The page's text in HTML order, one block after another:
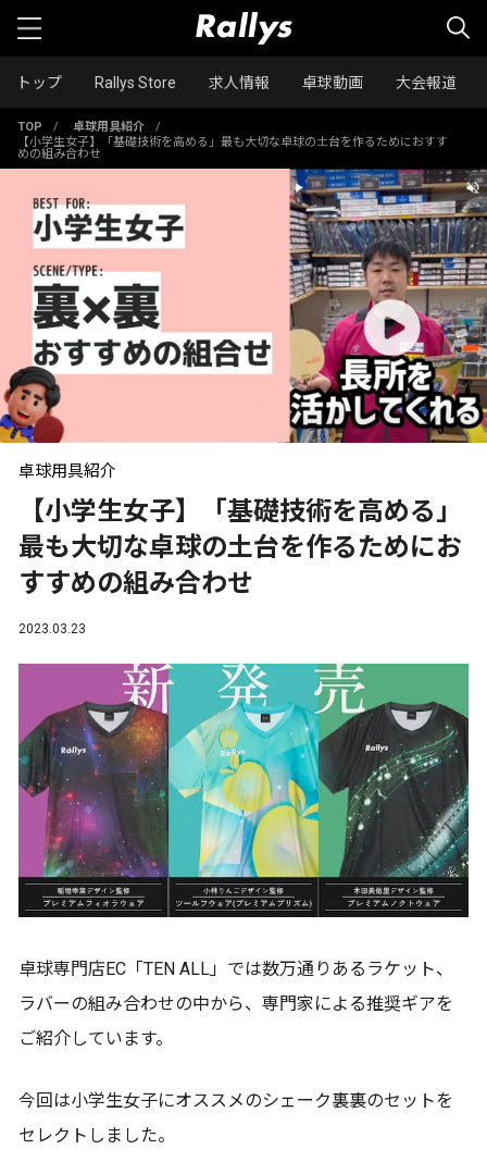
トップ Rallys Store 求人情報 卓球動画 大会報道
TOP / 卓球用具紹介
/
【小学生女子】「基礎技術を高める」最も大切な卓球の土台を作るためにおすす
めの組み合わせ
卓球用具紹介
【小学生女子】「基礎技術を高める」
最も大切な卓球の土台を作るためにお
すすめの組み合わせ
2023.03.23
卓球専門店EC「TEN ALL」では数万通りあるラケット、
ラバーの組み合わせの中から、専門家による推奨ギアを
ご紹介しています。
今回は小学生女子にオススメのシェーク裏裏のセットを
セレクトしました。